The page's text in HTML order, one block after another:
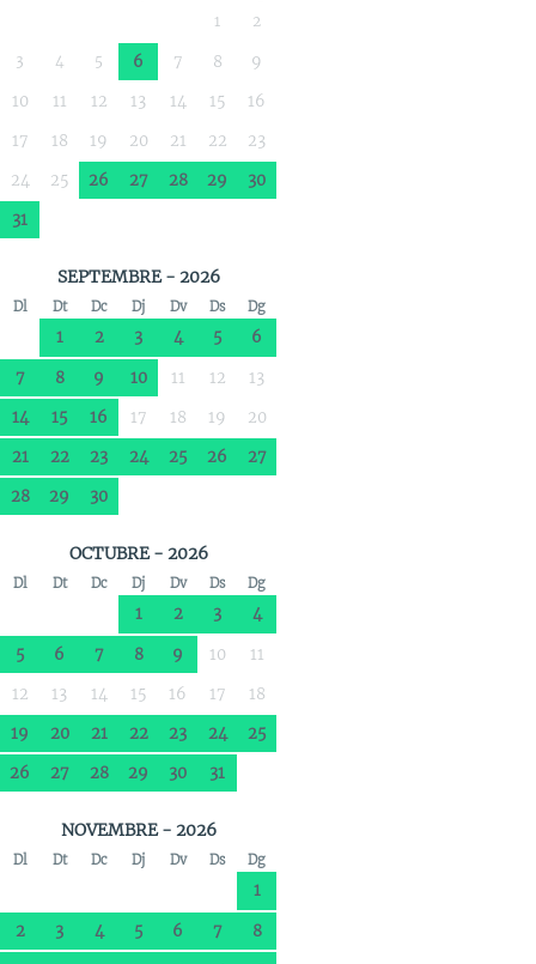
1 2
3 4 5 6 7 8
9
10
11 12 13 14 15
16
17
18 19 20 21 22
23
24
25 26 27 28 29
30
31
SEPTEMBRE - 2026
Dl Dt Dc Dj Dv Ds Dg
1 2 3 4 5
6
7
8 9 10 11 12
13
14
15 16 17 18 19
20
21
22 23 24 25 26
27
28
29 30
OCTUBRE - 2026
Dl Dt Dc Dj Dv Ds Dg
1 2 3
4
5
6 7 8 9 10
11
12
13 14 15 16 17
18
19
20 21 22 23 24
25
26
27 28 29 30 31
NOVEMBRE - 2026
Dl Dt Dc Dj Dv Ds Dg
1
2
3 4 5 6 7
8